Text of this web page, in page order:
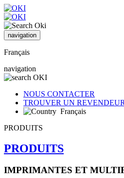
navigation
Français
navigation
NOUS CONTACTER
TROUVER UN REVENDEUR
Français
PRODUITS
PRODUITS
IMPRIMANTES ET